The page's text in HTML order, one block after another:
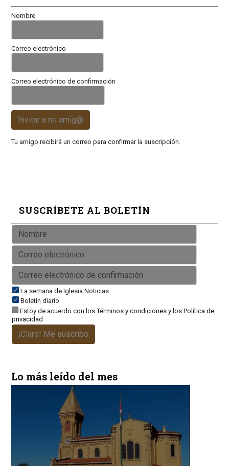
Nombre
Correo electrónico
Correo electrónico de confirmación
Invitar a mi amig@
Tu amigo recibirá un correo para confirmar la suscripción.
SUSCRÍBETE AL BOLETÍN
La semana de Iglesia Noticias
Boletín diario
Estoy de acuerdo con losTérminos y condicionesy los Política de
privacidad
¡Claro! Me suscribo
Lo más leído del mes